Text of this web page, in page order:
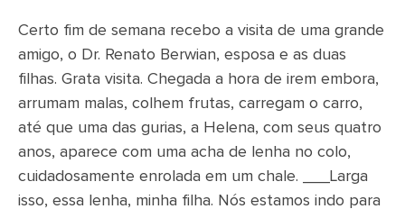
Certo fim de semana recebo a visita de uma grande
amigo, o Dr. Renato Berwian, esposa e as duas
filhas. Grata visita. Chegada a hora de irem embora,
arrumam malas, colhem frutas, carregam o carro,
até que uma das gurias, a Helena, com seus quatro
anos, aparece com uma acha de lenha no colo,
cuidadosamente enrolada em um chale. ___Larga
isso, essa lenha, minha filha. Nós estamos indo para